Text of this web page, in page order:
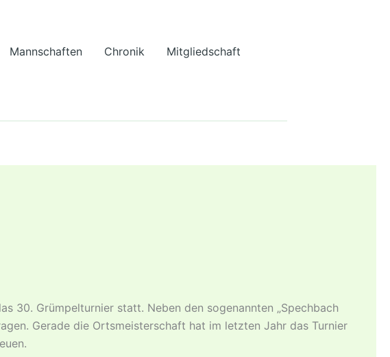
Mannschaften Chronik
Mitgliedschaft
30. Grümpelturnier statt. Neben den sogenannten „Spechbach
Gerade die Ortsmeisterschaft hat im letzten Jahr das Turnier